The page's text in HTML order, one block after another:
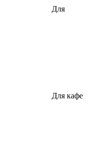
Для
Для кафе